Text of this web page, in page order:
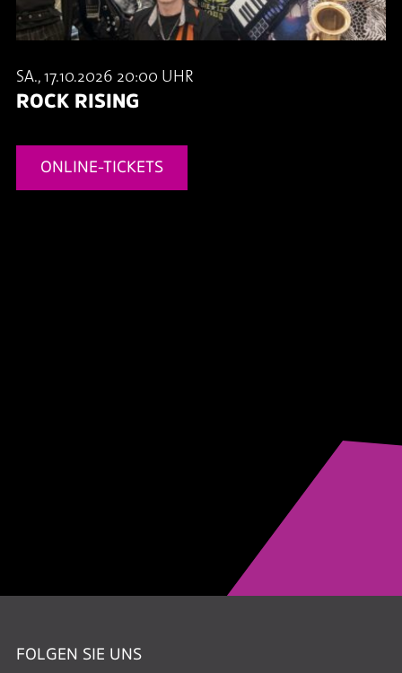
SA., 17.10.2026 20:00 UHR
ROCK RISING
ONLINE-TICKETS
FOLGEN SIE UNS